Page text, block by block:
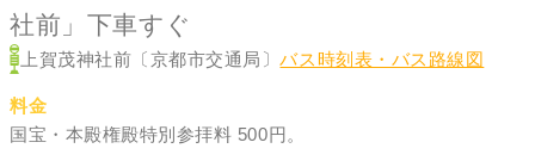
社前」下車すぐ
上賀茂神社前〔京都市交通局〕バス時刻表・バス路線図
料金
国宝・本殿権殿特別参拝料 500円。